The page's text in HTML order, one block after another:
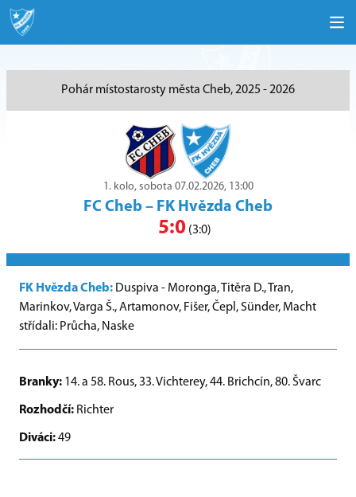
Pohár místostarosty města Cheb, 2025 - 2026
1. kolo, sobota 07.02.2026, 13:00
FC Cheb – FK Hvězda Cheb
5:0 (3:0)
FK Hvězda Cheb: Duspiva - Moronga, Titěra D., Tran,
Marinkov, Varga Š., Artamonov, Fišer, Čepl, Sünder, Macht
střídali: Průcha, Naske
Branky: 14. a 58. Rous, 33. Vichterey, 44. Brichcín, 80. Švarc
Rozhodčí: Richter
Diváci:49